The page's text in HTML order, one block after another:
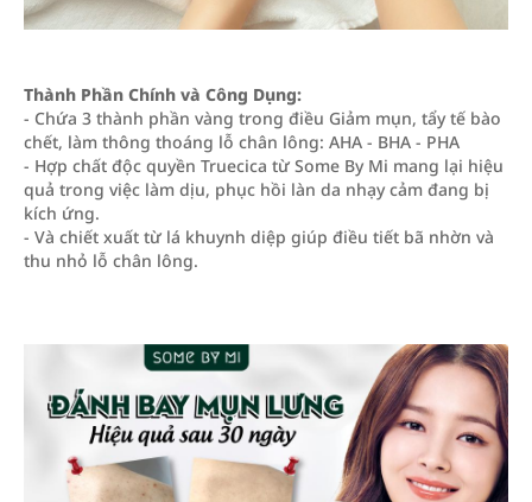
Thành Phần Chính và Công Dụng:
- Chứa 3 thành phần vàng trong điều Giảm mụn, tẩy tế bào
chết, làm thông thoáng lỗ chân lông: AHA - BHA - PHA
- Hợp chất độc quyền Truecica từ Some By Mi mang lại hiệu
quả trong việc làm dịu, phục hồi làn da nhạy cảm đang bị
kích ứng.
- Và chiết xuất từ lá khuynh diệp giúp điều tiết bã nhờn và
thu nhỏ lỗ chân lông.